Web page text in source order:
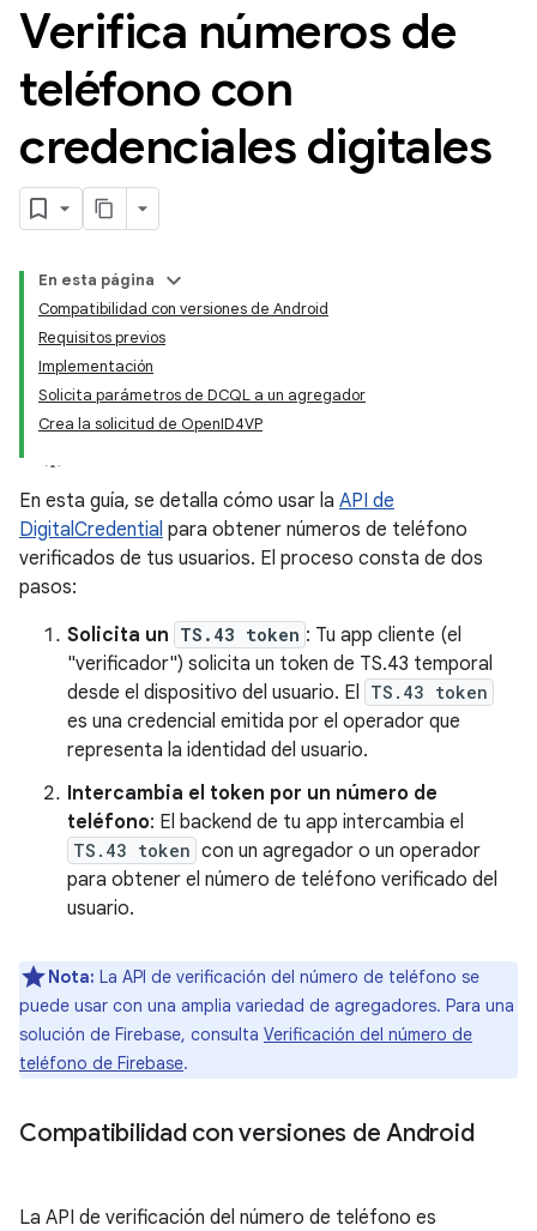
Verifica números de
teléfono con
credenciales digitales
En esta página
Compatibilidad con versiones de Android
Requisitos previos
Implementación
Solicita parámetros de DCQL a un agregador
Crea la solicitud de OpenID4VP
En esta guía, se detalla cómo usar la API de
DigitalCredential para obtener números de teléfono
verificados de tus usuarios. El proceso consta de dos
pasos:
Solicita un TS.43 token : Tu app cliente (el
"verificador") solicita un token de TS.43 temporal
desde el dispositivo del usuario. El TS.43 token
es una credencial emitida por el operador que
representa la identidad del usuario.
Intercambia el token por un número de
teléfono: El backend de tu app intercambia el
TS.43 token con un agregador o un operador
para obtener el número de teléfono verificado del
usuario.
Nota: La API de verificación del número de teléfono se
puede usar con una amplia variedad de agregadores. Para una
solución de Firebase, consulta Verificación del número de
teléfono de Firebase.
Compatibilidad con versiones de Android
La API de verificación del número de teléfono es